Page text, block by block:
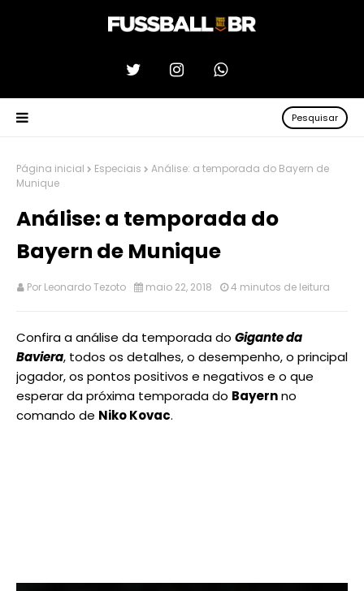
Pesquisar
Página inicial Especiais
Análise: a temporada do Bayern de
Munique
Análise: a temporada do
Bayern de Munique
Por Leonardo Tezoto maio 22, 2018 4 minutos de leitura
Confira a análise da temporada do Gigante da
Baviera, todos os detalhes, o desempenho, o principal
jogador, os pontos positivos e negativos e o que
esperar da próxima temporada do Bayernno
comando de Niko Kovac.